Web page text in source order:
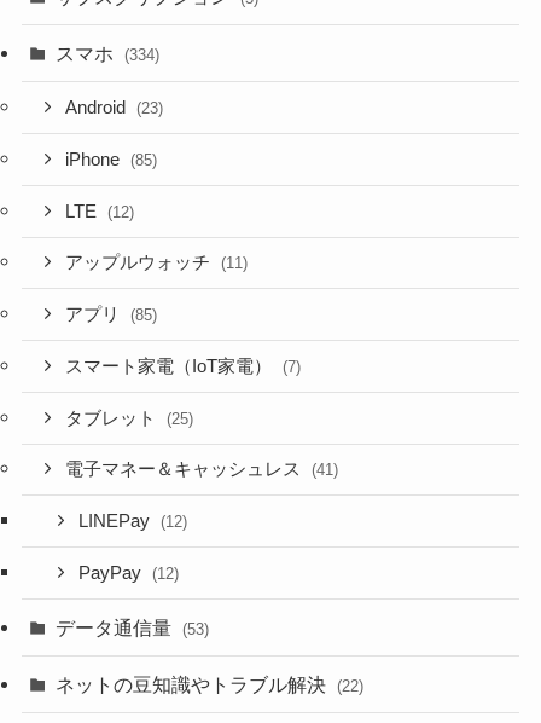
スマホ (334)
Android (23)
iPhone (85)
LTE (12)
アップルウォッチ (11)
アプリ (85)
スマート家電（IoT家電） (7)
タブレット (25)
電子マネー＆キャッシュレス (41)
LINEPay (12)
PayPay (12)
データ通信量 (53)
ネットの豆知識やトラブル解決 (22)